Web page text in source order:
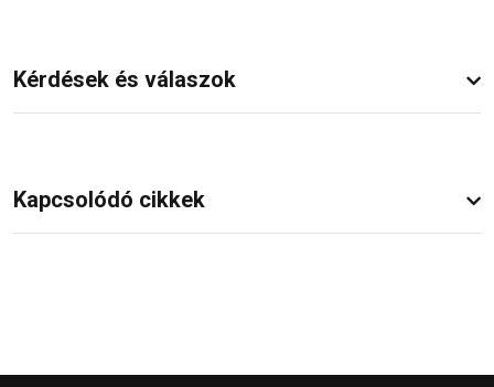
Kérdések és válaszok
Kapcsolódó cikkek